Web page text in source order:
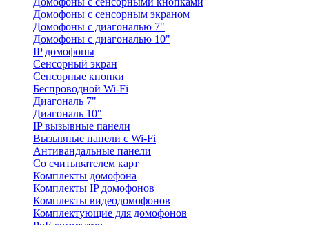
Домофоны с сенсорным экраном
Домофоны с диагональю 7"
Домофоны с диагональю 10"
IP домофоны
Сенсорный экран
Сенсорные кнопки
Беспроводной Wi-Fi
Диагональ 7"
Диагональ 10"
IP вызывные панели
Вызывные панели с Wi-Fi
Антивандальные панели
Со считывателем карт
Комплекты домофона
Комплекты IP домофонов
Комплекты видеодомофонов
Комплектующие для домофонов